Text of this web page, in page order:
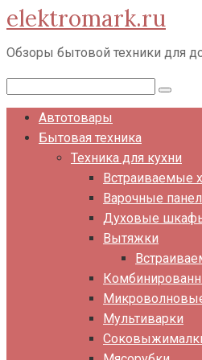
Перейти
к
контенту
elektromark.ru
Обзоры бытовой техники для
Автотовары
Бытовая техника
Техника для кухни
Встраиваемые
Варочные
Духовые
Вытяжки
Мультиварки